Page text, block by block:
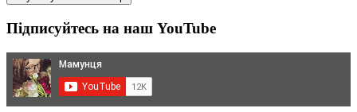
Підписуйтесь на наш YouTube